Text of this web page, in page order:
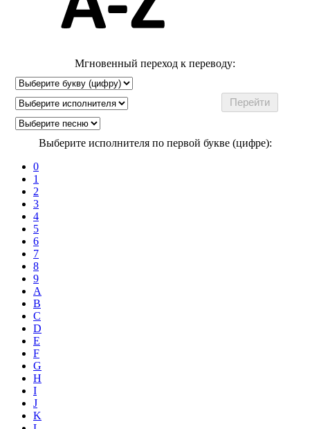
Мгновенный переход к переводу:
Выберите исполнителя по первой букве (цифре):
0
1
2
3
4
5
6
7
8
9
A
B
C
D
E
F
G
H
I
J
K